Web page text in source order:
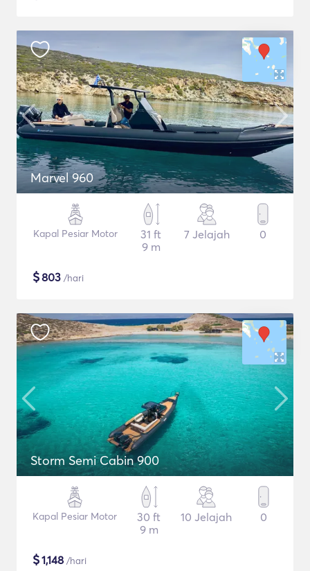
Marvel 960
Kapal Pesiar Motor
31 ft
9 m
7 Jelajah 0
$803 /hari
Storm Semi Cabin 900
Kapal Pesiar Motor
30 ft
9 m
10 Jelajah 0
$1,148 /hari